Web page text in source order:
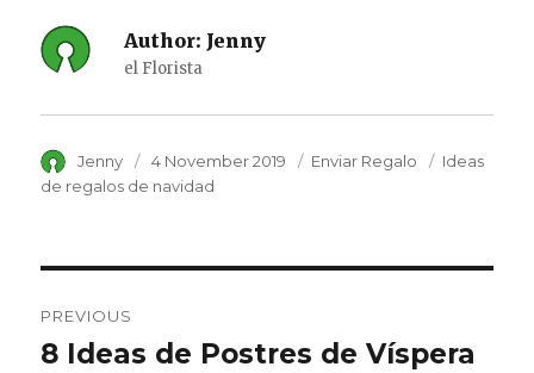
Author: Jenny
el Florista
Author
Jenny
Posted
on
4 November 2019 Category
Enviar Regalo Tags
Ideas
de regalos de navidad
navigation
PREVIOUS
Previous
8 Ideas de Postres de Víspera